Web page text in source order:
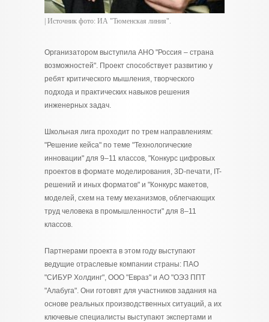
| Источник фото: ИА "Тюменская линия".
Организатором выступила АНО "Россия – страна
возможностей". Проект способствует развитию у
ребят критического мышления, творческого
подхода и практических навыков решения
инженерных задач.
Школьная лига проходит по трем направлениям:
"Решение кейса" по теме "Технологические
инновации" для 9–11 классов, "Конкурс цифровых
проектов в формате моделирования, 3D-печати, IT-
решений и иных форматов" и "Конкурс макетов,
моделей, схем на тему механизмов, облегчающих
труд человека в промышленности" для 8–11
классов.
Партнерами проекта в этом году выступают
ведущие отраслевые компании страны: ПАО
"СИБУР Холдинг", ООО "Евраз" и АО "ОЭЗ ППТ
"Алабуга". Они готовят для участников задания на
основе реальных производственных ситуаций, а их
ключевые специалисты выступают экспертами и